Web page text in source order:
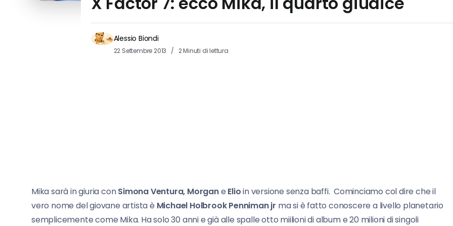
Alessio Biondi
22 Settembre 2013 2 Minuti di lettura
Mika sarà in giuria conSimona Ventura, Morgane Elioin versione senza baffi. Cominciamo col dire che il
vero nome del giovane artista è Michael Holbrook Penniman jr ma si è fatto conoscere a livello planetario
semplicemente come Mika. Ha solo 30 anni e già alle spalle otto miilioni di album e 20 milioni di singoli